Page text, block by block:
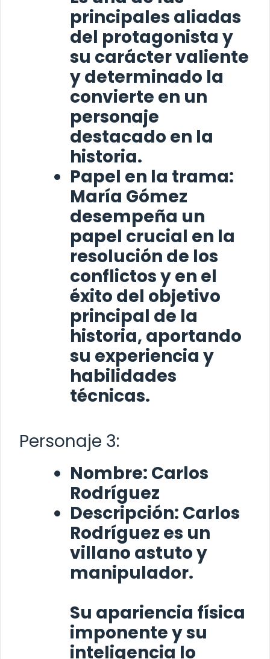
principales aliadas
del protagonista y
su carácter valiente
y determinado la
convierte en un
personaje
destacado en la
historia.
Papel en la trama:
María Gómez
desempeña un
papel crucial en la
resolución de los
conflictos y en el
éxito del objetivo
principal de la
historia, aportando
su experiencia y
habilidades
técnicas.
Personaje 3:
Nombre: Carlos
Rodríguez
Descripción: Carlos
Rodríguez es un
villano astuto y
manipulador.
Su apariencia física
imponente y su
inteligencia lo